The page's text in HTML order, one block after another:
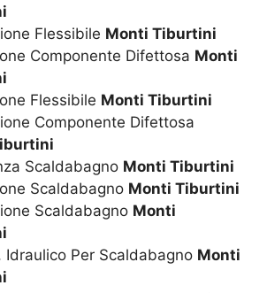
Flessibile Monti Tiburtini
Componente Difettosa Monti
Flessibile Monti Tiburtini
Componente Difettosa
Scaldabagno Monti Tiburtini
Scaldabagno Monti Tiburtini
Scaldabagno Monti
Idraulico Per Scaldabagno Monti